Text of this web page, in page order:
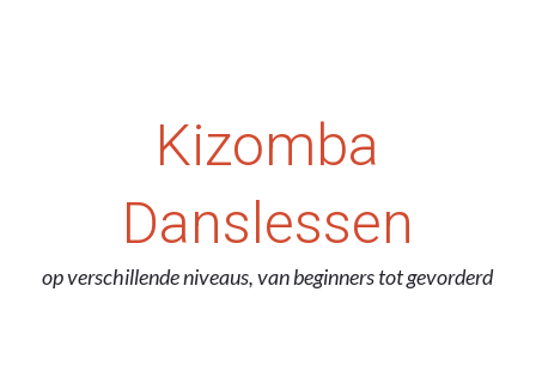
Kizomba
Danslessen
op verschillende niveaus, van beginners tot gevorderd